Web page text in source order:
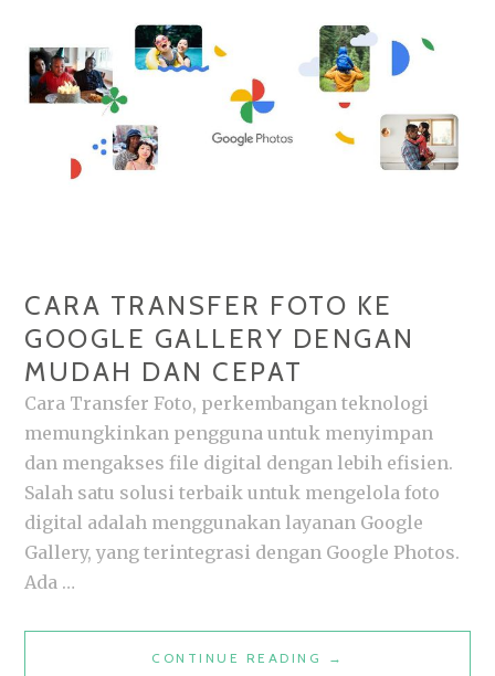
INTEGRASI
CANGGIH
DENGAN
GOOGLE
PHOTOS
CARA TRANSFER FOTO KE
GOOGLE GALLERY DENGAN
MUDAH DAN CEPAT
Cara Transfer Foto, perkembangan teknologi
memungkinkan pengguna untuk menyimpan
dan mengakses file digital dengan lebih efisien.
Salah satu solusi terbaik untuk mengelola foto
digital adalah menggunakan layanan Google
Gallery, yang terintegrasi dengan Google Photos.
Ada …
CONTINUE READING
CARA
→